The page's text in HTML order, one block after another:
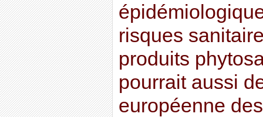
risques
produits
pourrait aussi
européenne